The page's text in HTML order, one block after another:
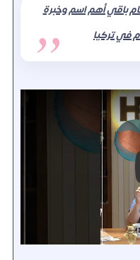
باقي أهم اسم وخبرة
في تركيا